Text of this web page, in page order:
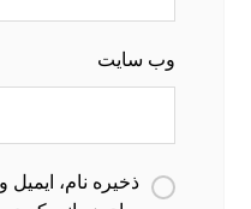
وب‌ سایت
ذخیره نام،